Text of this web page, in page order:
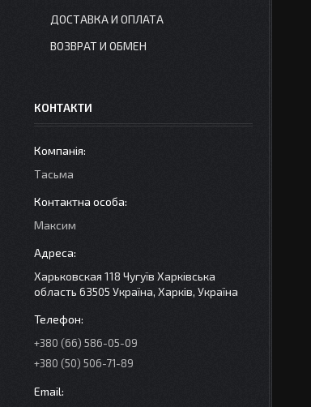
ДОСТАВКА И ОПЛАТА
ВОЗВРАТ И ОБМЕН
КОНТАКТИ
Тасьма
Максим
Харьковская 118 Чугуїв Харківська
область 63505 Україна, Харків, Україна
+380 (66) 586-05-09
+380 (50) 506-71-89